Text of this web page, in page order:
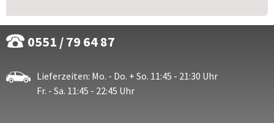
0551 / 79 64 87
Lieferzeiten: Mo. - Do. + So. 11:45 - 21:30 Uhr
Fr. - Sa. 11:45 - 22:45 Uhr